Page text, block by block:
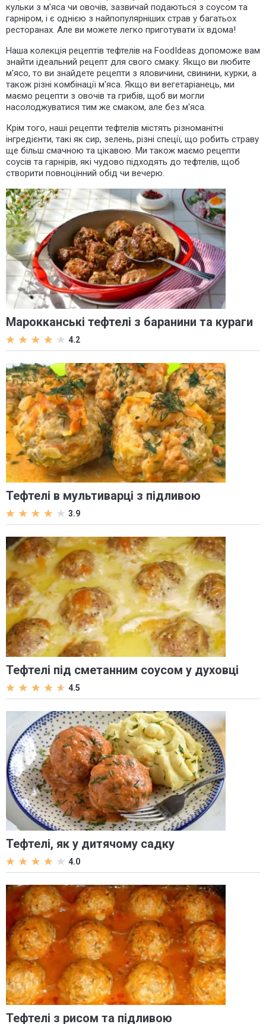
кульки з м'яса чи овочів, зазвичай подаються з соусом та
гарніром, і є однією з найпопулярніших страв у багатьох
ресторанах. Але ви можете легко приготувати їх вдома!
Наша колекція рецептів тефтелів на FoodIdeas допоможе вам
знайти ідеальний рецепт для свого смаку. Якщо ви любите
м'ясо, то ви знайдете рецепти з яловичини, свинини, курки, а
також різні комбінації м'яса. Якщо ви вегетаріанець, ми
маємо рецепти з овочів та грибів, щоб ви могли
насолоджуватися тим же смаком, але без м'яса.
Крім того, наші рецепти тефтелів містять різноманітні
інгредієнти, такі як сир, зелень, різні спеції, що робить страву
ще більш смачною та цікавою. Ми також маємо рецепти
соусів та гарнірів, які чудово підходять до тефтелів, щоб
створити повноцінний обід чи вечерю.
Марокканські тефтелі з баранини та кураги
4.2
Тефтелі в мультиварці з підливою
3.9
Тефтелі під сметанним соусом у духовці
4.5
Тефтелі, як у дитячому садку
4.0
Тефтелі з рисом та підливою